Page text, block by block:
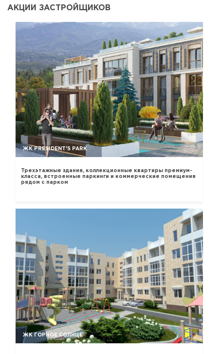
АКЦИИ ЗАСТРОЙЩИКОВ
ЖК PRESIDENT'S PARK
Трехэтажные здания, коллекционные квартиры премиум-
класса, встроенные паркинги и коммерческие помещения
рядом с парком
ЖК ГОРНОЕ СОЛНЦЕ